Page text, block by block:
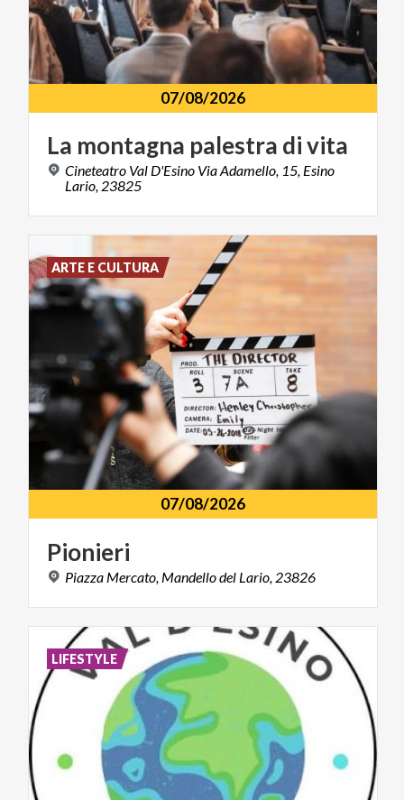
07/08/2026
La montagna palestra divita
Cineteatro Val D'Esino Via Adamello, 15, Esino
Lario, 23825
07/08/2026
Pionieri
Piazza Mercato, Mandellodel Lario, 23826
ARTE E CULTURA
LIFESTYLE